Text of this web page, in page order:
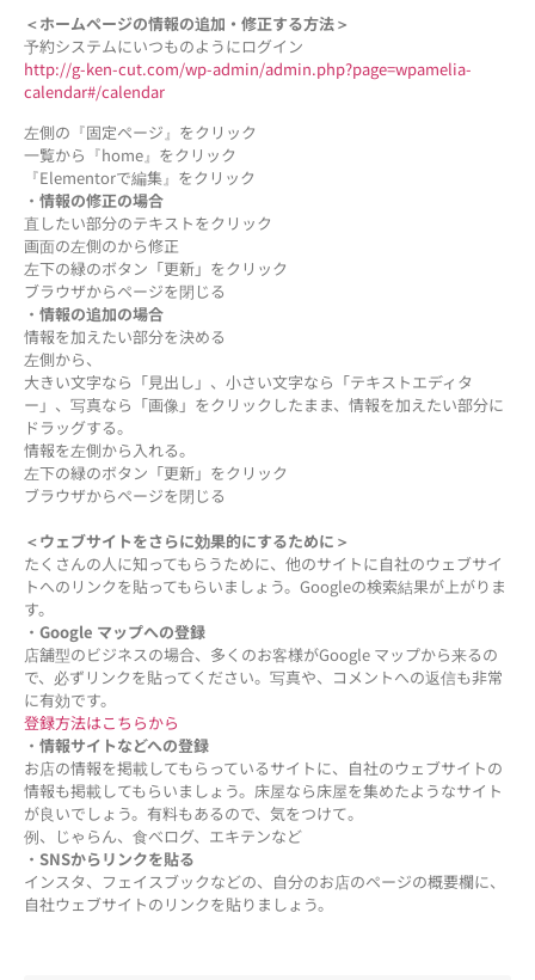
＜ホームページの情報の追加・修正する方法＞
予約システムにいつものようにログイン
http://g-ken-cut.com/wp-admin/admin.php?page=wpamelia-
calendar#/calendar
左側の『固定ページ』をクリック
一覧から『home』をクリック
『Elementorで編集』をクリック
・ 情報の修正の場合
直したい部分のテキストをクリック
画面の左側のから修正
左下の緑のボタン「更新」をクリック
ブラウザからページを閉じる
・ 情報の追加の場合
情報を加えたい部分を決める
左側から、
大きい文字なら「見出し」、小さい文字なら「テキストエディタ
ー」、写真なら「画像」をクリックしたまま、情報を加えたい部分に
ドラッグする。
情報を左側から入れる。
左下の緑のボタン「更新」をクリック
ブラウザからページを閉じる
＜ウェブサイトをさらに効果的にするために＞
たくさんの人に知ってもらうために、他のサイトに自社のウェブサイ
トへのリンクを貼ってもらいましょう。Googleの検索結果が上がりま
す。
・ Google マップへの登録
店舗型のビジネスの場合、多くのお客様がGoogle マップから来るの
で、必ずリンクを貼ってください。写真や、コメントへの返信も非常
に有効です。
登録方法はこちらから
・ 情報サイトなどへの登録
お店の情報を掲載してもらっているサイトに、自社のウェブサイトの
情報も掲載してもらいましょう。床屋なら床屋を集めたようなサイト
が良いでしょう。有料もあるので、気をつけて。
例、じゃらん、食べログ、エキテンなど
・ SNSからリンクを貼る
インスタ、フェイスブックなどの、自分のお店のページの概要欄に、
自社ウェブサイトのリンクを貼りましょう。